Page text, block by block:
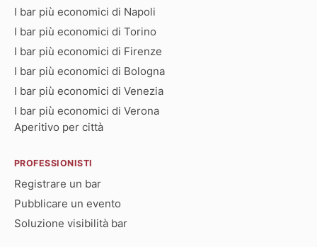
I bar più economici di Napoli
I bar più economici di Torino
I bar più economici di Firenze
I bar più economici di Bologna
I bar più economici di Venezia
I bar più economici di Verona
Aperitivo per città
PROFESSIONISTI
Registrare un bar
Pubblicare un evento
Soluzione visibilità bar